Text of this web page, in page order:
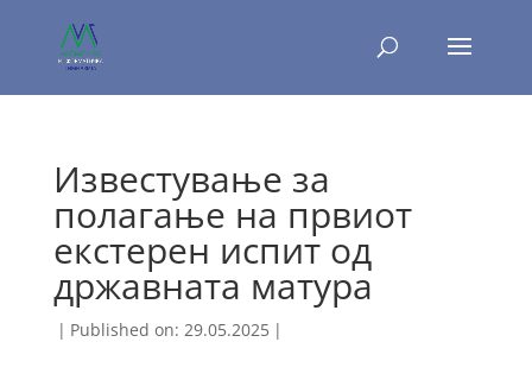
Известување за
полагање на првиот
екстерен испит од
државната матура
| Published on: 29.05.2025 |